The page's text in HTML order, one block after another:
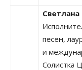
песен,
и
Солистка